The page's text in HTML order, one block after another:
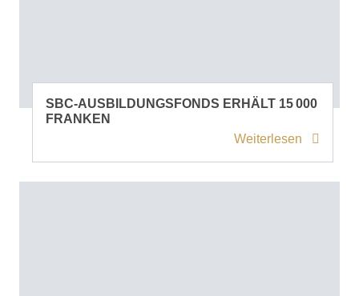
SBC-AUSBILDUNGSFONDS ERHÄLT 15 000
FRANKEN
Weiterlesen